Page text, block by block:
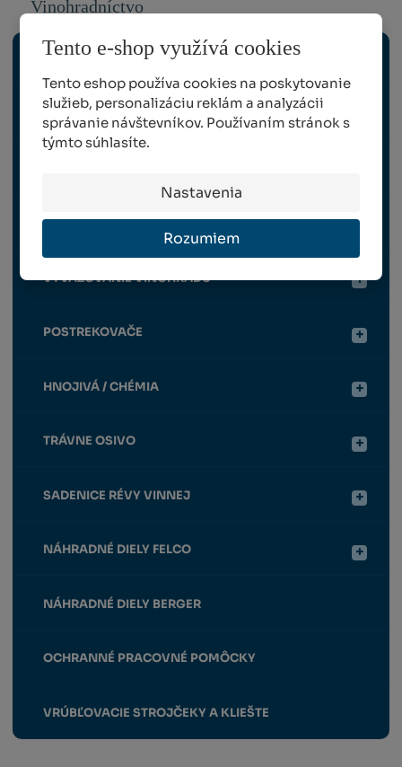
Tento e-shop využívá cookies
Tento eshop používa cookies na poskytovanie
služieb, personalizáciu reklám a analyzácii
správanie návštevníkov. Používaním stránok s
týmto súhlasíte.
Nastavenia
Rozumiem
Vinohradníctvo
ELEKTRICKÉ NÁRADIE
RUČNÉ NÁRADIE
OCHRANNÉ PRVKY
VYVÄZOVANIE VINOHRADU
POSTREKOVAČE
HNOJIVÁ / CHÉMIA
TRÁVNE OSIVO
SADENICE RÉVY VINNEJ
NÁHRADNÉ DIELY FELCO
NÁHRADNÉ DIELY BERGER
OCHRANNÉ PRACOVNÉ POMÔCKY
VRÚBĽOVACIE STROJČEKY A KLIEŠTE